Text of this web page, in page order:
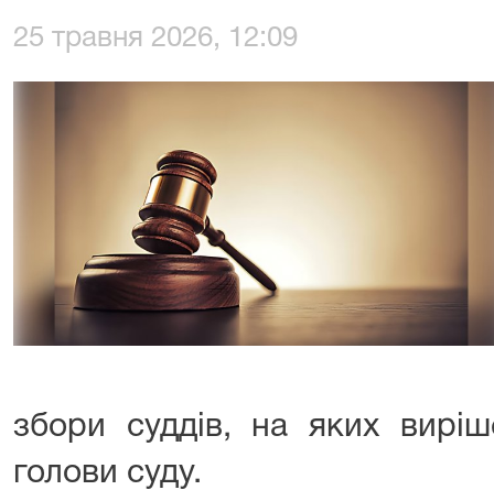
25 травня 2026, 12:09
збори суддів, на яких
голови суду.